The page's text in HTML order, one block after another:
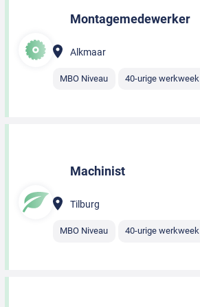
Montagemedewerker
Alkmaar
MBO Niveau 40-urige werkweek
Machinist
Tilburg
MBO Niveau 40-urige werkweek